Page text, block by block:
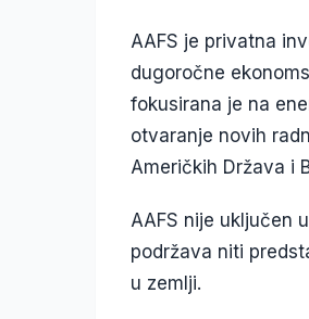
AAFS je privatna
dugoročne
fokusirana je na
otvaranje novih
Američkih Država i
AAFS nije uključen
podržava niti
u zemlji.